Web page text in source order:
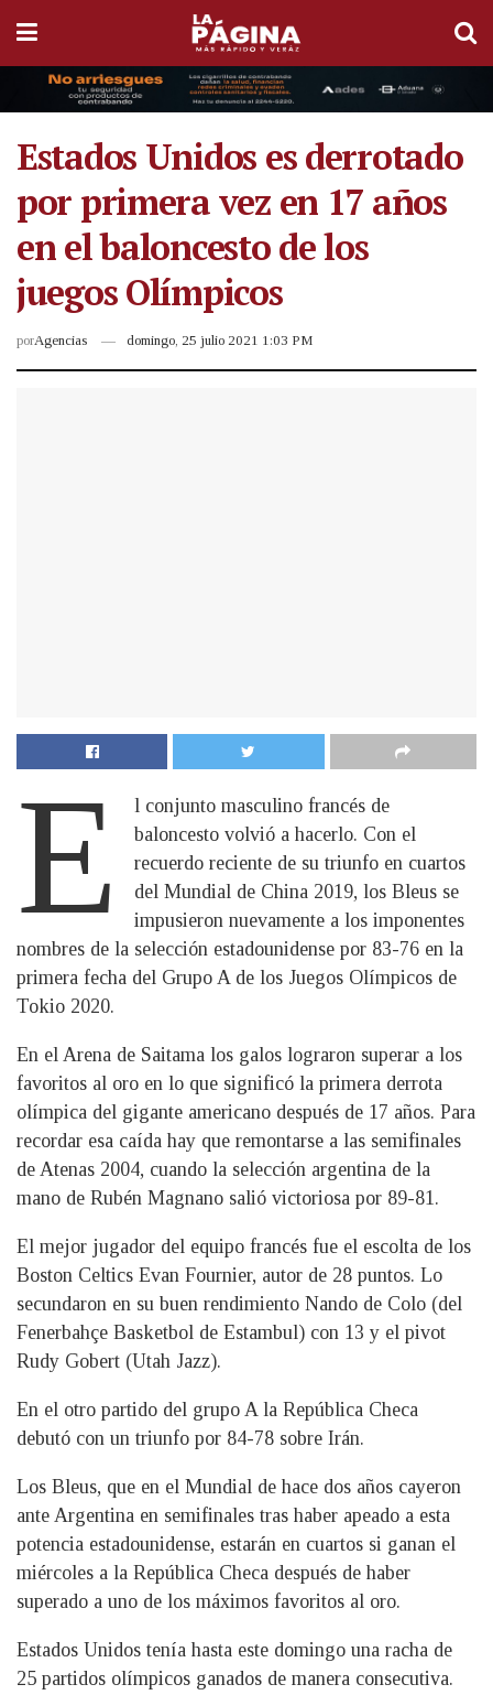
Estados Unidos es derrotado
por primera vez en 17 años
en el baloncesto de los
juegos Olímpicos
porAgencias domingo, 25 julio 2021 1:03 PM
E
l conjunto masculino francés de
baloncesto volvió a hacerlo. Con el
recuerdo reciente de su triunfo en cuartos
del Mundial de China 2019, los Bleus se
impusieron nuevamente a los imponentes
nombres de la selección estadounidense por 83-76 en la
primera fecha del Grupo A de los Juegos Olímpicos de
Tokio 2020.
En el Arena de Saitama los galos lograron superar a los
favoritos al oro en lo que significó la primera derrota
olímpica del gigante americano después de 17 años. Para
recordar esa caída hay que remontarse a las semifinales
de Atenas 2004, cuando la selección argentina de la
mano de Rubén Magnano salió victoriosa por 89-81.
El mejor jugador del equipo francés fue el escolta de los
Boston Celtics Evan Fournier, autor de 28 puntos. Lo
secundaron en su buen rendimiento Nando de Colo (del
Fenerbahçe Basketbol de Estambul) con 13 y el pivot
Rudy Gobert (Utah Jazz).
En el otro partido del grupo A la República Checa
debutó con un triunfo por 84-78 sobre Irán.
Los Bleus, que en el Mundial de hace dos años cayeron
ante Argentina en semifinales tras haber apeado a esta
potencia estadounidense, estarán en cuartos si ganan el
miércoles a la República Checa después de haber
superado a uno de los máximos favoritos al oro.
Estados Unidos tenía hasta este domingo una racha de
25 partidos olímpicos ganados de manera consecutiva.